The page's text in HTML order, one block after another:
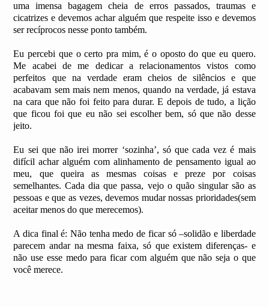
uma imensa bagagem cheia de erros passados, traumas e
cicatrizes e devemos achar alguém que respeite isso e devemos
ser recíprocos nesse ponto também.
Eu percebi que o certo pra mim, é o oposto do que eu quero.
Me acabei de me dedicar a relacionamentos vistos como
perfeitos que na verdade eram cheios de silêncios e que
acabavam sem mais nem menos, quando na verdade, já estava
na cara que não foi feito para durar. E depois de tudo, a lição
que ficou foi que eu não sei escolher bem, só que não desse
jeito.
Eu sei que não irei morrer ‘sozinha’, só que cada vez é mais
difícil achar alguém com alinhamento de pensamento igual ao
meu, que queira as mesmas coisas e preze por coisas
semelhantes. Cada dia que passa, vejo o quão singular são as
pessoas e que as vezes, devemos mudar nossas prioridades(sem
aceitar menos do que merecemos).
A dica final é: Não tenha medo de ficar só –solidão e liberdade
parecem andar na mesma faixa, só que existem diferenças- e
não use esse medo para ficar com alguém que não seja o que
você merece.